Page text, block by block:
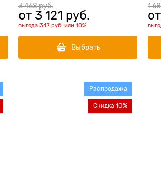
3 468 руб.
от 3 121 руб.
выгода 347 руб. или 10%
Выбрать
1
от
Распродажа
Скидка 10%